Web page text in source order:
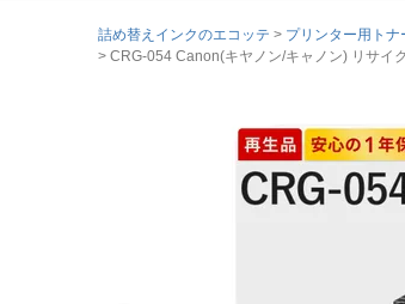
詰め替えインクのエコッテ プリンター用トナ
CRG-054 Canon(キヤノン/キャノン) リサイ